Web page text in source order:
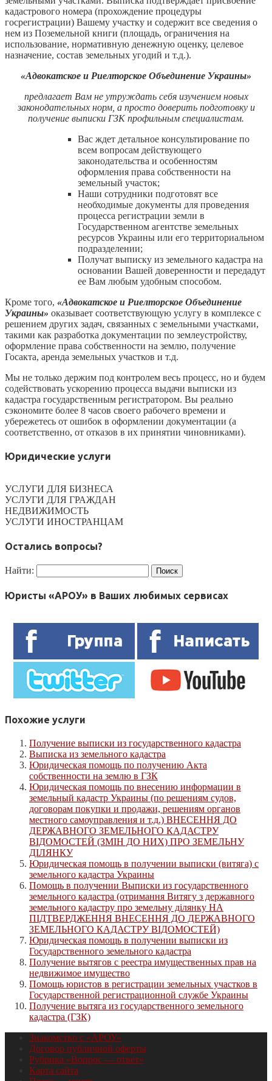
кадастрового номера (прохождение процедуры
госрегистрации) Вашему участку и содержит все сведения о
нем из Поземельной книги (площадь, ограничения на
использование, нормативную денежную оценку, целевое
назначение, состав земельных угодий и т.д.).
«Адвокатское и Риелторское Объединение Украины»
предлагает Вам не утруждать себя изучением новых
законодательных норм, а просто доверить подготовку и
получение выписки ГЗК профильным специалистам.
Вас ждет детальное консультирование по
всем вопросам действующего
законодательства и особенностям
оформления права собственности на
земельный участок;
Наши сотрудники подготовят все
необходимые документы для проведения
процесса регистрации земли в
Государственном агентстве земельных
ресурсов Украины или его территориальном
подразделении;
Получат выписку из земельного кадастра на
основании Вашей доверенности и передадут
ее Вам любым удобным способом.
Кроме того, «Адвокатское и Риелторское Объединение
Украины» оказывает соответствующую услугу в комплексе с
решением других задач, связанных с земельными участками,
такими как разработка документации по землеустройству,
оформление права собственности на землю, получение
Госакта, аренда земельных участков и т.д.
Мы не только держим под контролем весь процесс, но и будем
содействовать ускорению процесса выдачи выписки из
кадастра государственным регистратором. Вы реально
сэкономите более 8 часов своего рабочего времени и
убережетесь от ошибок в оформлении документации (а
соответственно, от отказов в их принятии чиновниками).
Юридические услуги
УСЛУГИ ДЛЯ БИЗНЕСА
УСЛУГИ ДЛЯ ГРАЖДАН
НЕДВИЖИМОСТЬ
УСЛУГИ ИНОСТРАНЦАМ
Остались вопросы?
Найти:
Юристы «АРОУ» в Ваших любимых сервисах
Похожие услуги
Получение выписки из государственного кадастра
Выписка из земельного кадастра
Юридическая помощь по получению Акта
собственности на землю в ГЗК
Юридическая помощь по внесению информации в
земельный кадастр Украины (по решениям судов,
договорам покупки и продажи, решениям органов
местного самоуправления и т.д.) ВНЕСЕННЯ ДО
ДЕРЖАВНОГО ЗЕМЕЛЬНОГО КАДАСТРУ
ВІДОМОСТЕЙ (ЗМІН ДО НИХ) ПРО ЗЕМЕЛЬНУ
ДІЛЯНКУ
Юридическая помощь в получении выписки (витяга) с
земельного кадастра Украины
Помощь в получении Выписки из государственного
земельного кадастра (отримання Витягу з державного
земельного кадастру про земельну ділянку НА
ПІДТВЕРДЖЕННЯ ВНЕСЕННЯ ДО ДЕРЖАВНОГО
ЗЕМЕЛЬНОГО КАДАСТРУ ВІДОМОСТЕЙ)
Юридическая помощь в получении выписки из
Государственного земельного кадастра
Получение вытягов с реестра имущественных прав на
недвижимое имущество
Помощь юристов в регистрации земельных участков в
Государственной регистрационной службе Украины
Получение вытяга из государственного земельного
кадастра (ГЗК)
Знакомство с «АРОУ»
Договор публичной оферты
Рубрика «Вопрос — ответ»
Карта сайта